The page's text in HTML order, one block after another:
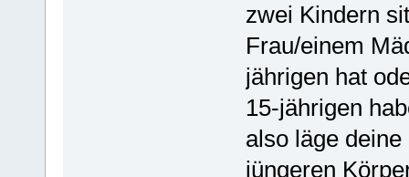
zwei Kindern
Frau/einem
jährigen hat
15-jährigen
also läge
jüngeren